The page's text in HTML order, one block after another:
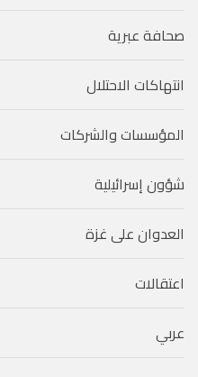
صحافة عبرية
انتهاكات الاحتلال
المؤسسات والشركات
شؤون إسرائيلية
العدوان على غزة
اعتقالات
عربي